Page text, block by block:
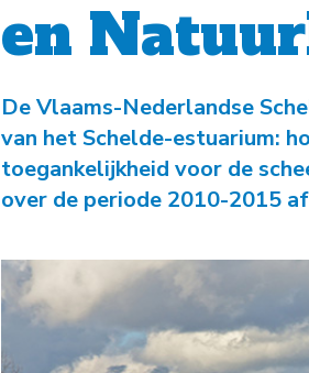
-
en
De Vlaams-Nederlandse
van het Schelde-estuarium:
toegankelijkheid voor de
over de periode 2010-2015